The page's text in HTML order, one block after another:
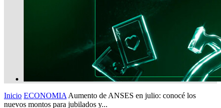
Inicio ECONOMIA Aumento de ANSES en julio: conocé los
nuevos montos para jubilados y...